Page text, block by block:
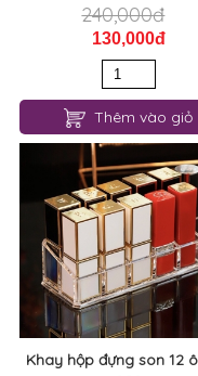
240,000đ
130,000đ
Thêm vào giỏ
Khay hộp đựng son 12